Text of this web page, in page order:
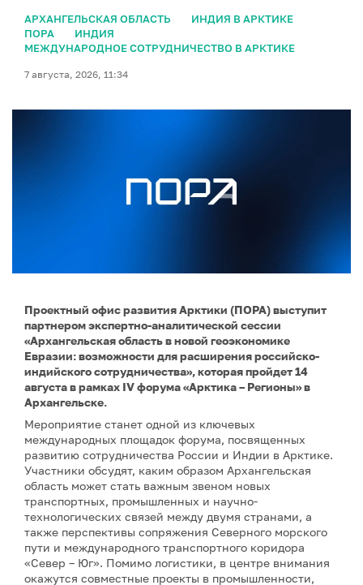
АРХАНГЕЛЬСКАЯ ОБЛАСТЬ
ИНДИЯ В АРКТИКЕ
ПОРА
ИНДИЯ
МЕЖДУНАРОДНОЕ СОТРУДНИЧЕСТВО В АРКТИКЕ
7 августа, 2026, 11:34
Проектный офис развития Арктики (ПОРА) выступит
партнером экспертно-аналитической сессии
«Архангельская область в новой геоэкономике
Евразии: возможности для расширения российско-
индийского сотрудничества», которая пройдет 14
августа в рамках IV форума «Арктика – Регионы» в
Архангельске.
Мероприятие станет одной из ключевых
международных площадок форума, посвященных
развитию сотрудничества России и Индии в Арктике.
Участники обсудят, каким образом Архангельская
область может стать важным звеном новых
транспортных, промышленных и научно-
технологических связей между двумя странами, а
также перспективы сопряжения Северного морского
пути и международного транспортного коридора
«Север – Юг». Помимо логистики, в центре внимания
окажутся совместные проекты в промышленности,